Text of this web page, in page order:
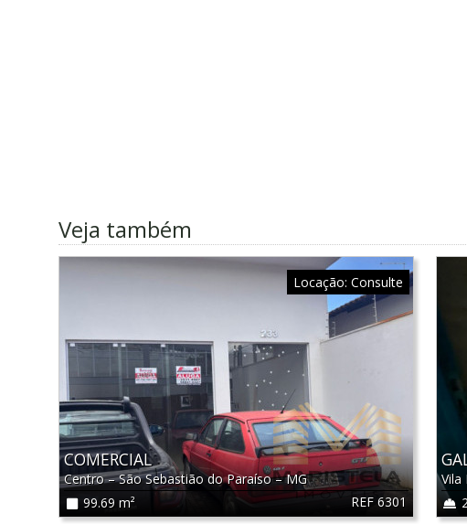
Veja também
REF 6301
COMERCIAL
Centro–São Sebastião do Paraíso–MG
99.69 m²
Locação: Consulte
Vila